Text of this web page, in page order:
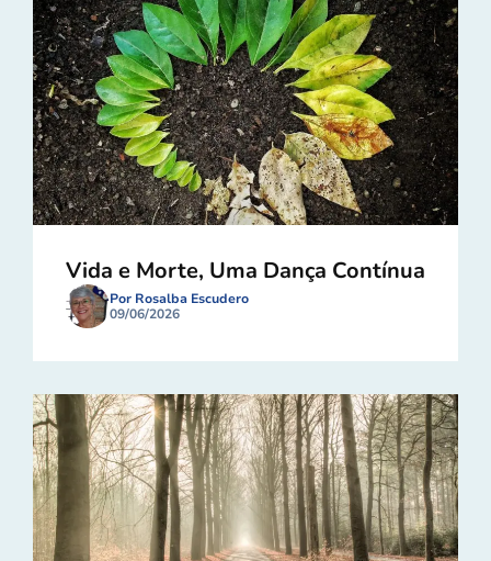
Vida e Morte, Uma Dança Contínua
Por Rosalba Escudero
09/06/2026